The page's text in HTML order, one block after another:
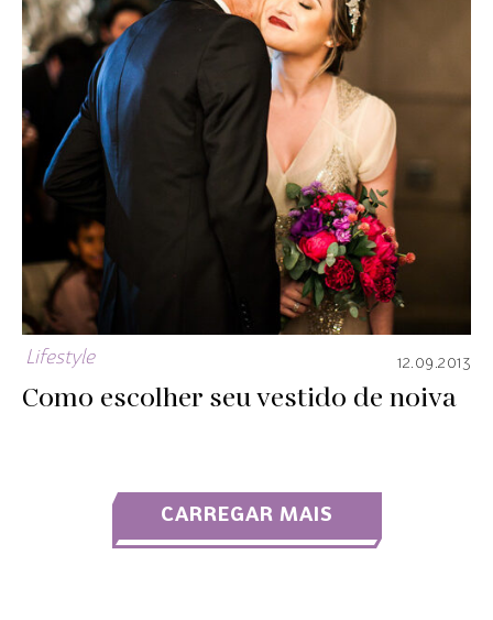
Lifestyle 12.09.2013
Como escolher seu vestido de noiva
CARREGAR MAIS